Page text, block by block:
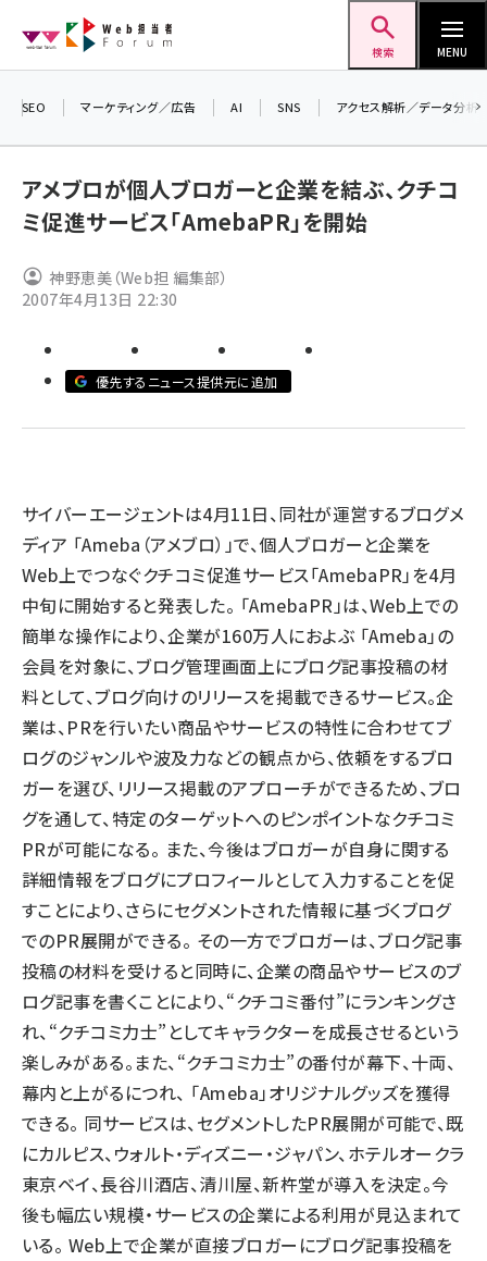
ン
検索 MENU
ai (2799)
note (2308)
llmo (1155)
SEO マーケティング／広告 AI SNS アクセス解析／データ分析
アメブロが個人ブロガーと企業を結ぶ、クチコ
ミ促進サービス「AmebaPR」を開始
神野恵美（Web担 編集部）
2007年4月13日 22:30
優先するニュース提供元に追加
サイバーエージェントは4月11日、同社が運営するブログメ
ディア 「Ameba（アメブロ）」で、個人ブロガーと企業を
Web上でつなぐクチコミ促進サービス「AmebaPR」を4月
中旬に開始すると発表した。 「AmebaPR」は、Web上での
簡単な操作により、企業が160万人におよぶ 「Ameba」の
会員を対象に、ブログ管理画面上にブログ記事投稿の材
料として、ブログ向けのリリースを掲載できるサービス。企
業は、PRを行いたい商品やサービスの特性に合わせてブ
ログのジャンルや波及力などの観点から、依頼をするブロ
ガーを選び、リリース掲載のアプローチができるため、ブロ
グを通して、特定のターゲットへのピンポイントなクチコミ
PRが可能になる。 また、今後はブロガーが自身に関する
詳細情報をブログにプロフィールとして入力することを促
すことにより、さらにセグメントされた情報に基づくブログ
でのPR展開ができる。 その一方でブロガーは、ブログ記事
投稿の材料を受けると同時に、企業の商品やサービスのブ
ログ記事を書くことにより、“クチコミ番付”にランキングさ
れ、“クチコミ力士”としてキャラクターを成長させるという
楽しみがある。また、“クチコミ力士”の番付が幕下、十両、
幕内と上がるにつれ、 「Ameba」オリジナルグッズを獲得
できる。 同サービスは、セグメントしたPR展開が可能で、既
にカルピス、ウォルト・ディズニー・ジャパン、ホテルオークラ
東京ベイ、長谷川酒店、清川屋、新杵堂が導入を決定。今
後も幅広い規模・サービスの企業による利用が見込まれて
いる。 Web上で企業が直接ブロガーにブログ記事投稿を
差